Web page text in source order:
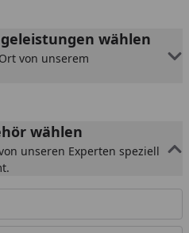
wählen
von unserem
wählen
unseren Experten speziell